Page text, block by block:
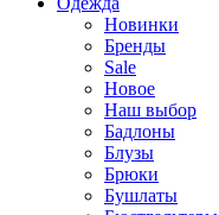
Новинки
Бренды
Sale
Новое
Наш выбор
Бадлоны
Блузы
Брюки
Бушлаты